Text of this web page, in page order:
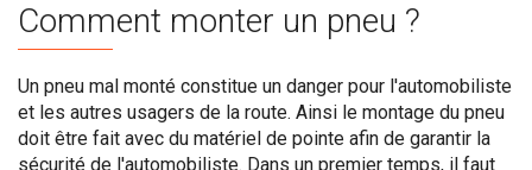
Comment monter un pneu ?
Un pneu mal monté constitue un danger pour l'automobiliste
et les autres usagers de la route. Ainsi le montage du pneu
doit être fait avec du matériel de pointe afin de garantir la
sécurité de l'automobiliste. Dans un premier temps, il faut